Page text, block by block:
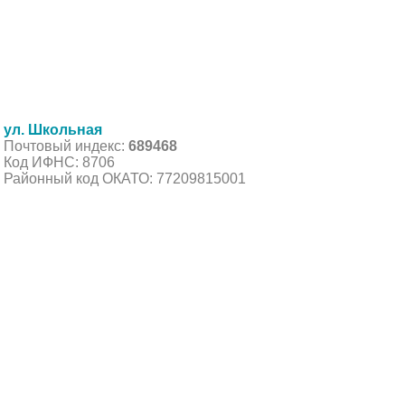
ул. Школьная
Почтовый индекс: 689468
Код ИФНС: 8706
Районный код ОКАТО: 77209815001